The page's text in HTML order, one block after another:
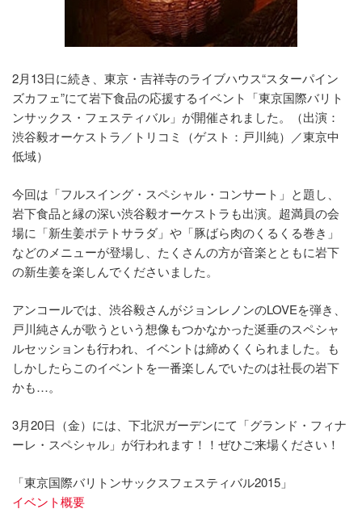
2月13日に続き、東京・吉祥寺のライブハウス“スターパイン
ズカフェ”にて岩下食品の応援するイベント「東京国際バリト
ンサックス・フェスティバル」が開催されました。（出演：
渋谷毅オーケストラ／トリコミ（ゲスト：戸川純）／東京中
低域）
今回は「フルスイング・スペシャル・コンサート」と題し、
岩下食品と縁の深い渋谷毅オーケストラも出演。超満員の会
場に「新生姜ポテトサラダ」や「豚ばら肉のくるくる巻き」
などのメニューが登場し、たくさんの方が音楽とともに岩下
の新生姜を楽しんでくださいました。
アンコールでは、渋谷毅さんがジョンレノンのLOVEを弾き、
戸川純さんが歌うという想像もつかなかった涎垂のスペシャ
ルセッションも行われ、イベントは締めくくられました。も
しかしたらこのイベントを一番楽しんでいたのは社長の岩下
かも…。
3月20日（金）には、下北沢ガーデンにて「グランド・フィナ
ーレ・スペシャル」が行われます！！ぜひご来場ください！
「東京国際バリトンサックスフェスティバル2015」
イベント概要